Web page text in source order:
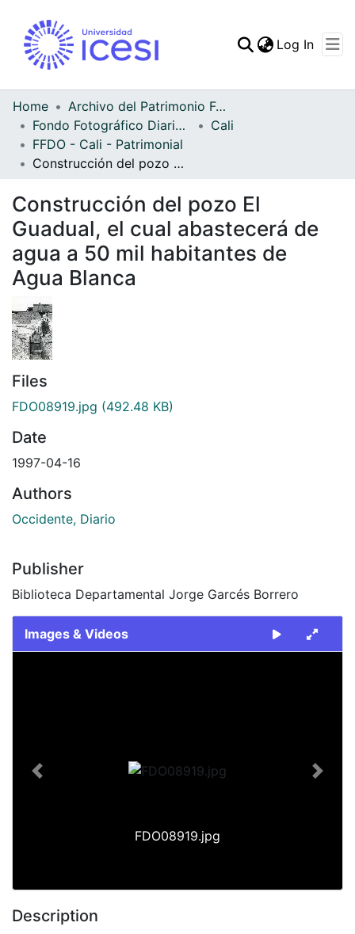
Statistics
Log In
Home
Archivo del Patrimonio Fotográfico y Fílmico del Valle del Cauca
Fondo Fotográfico Diario Occidente
Cali
FFDO - Cali - Patrimonial
Construcción del pozo El Guadual, el cual abastecerá de agua a 50 mil habitantes de Agua Blanca
Construcción del pozo El
Guadual, el cual abastecerá de
agua a 50 mil habitantes de
Agua Blanca
Files
FDO08919.jpg (492.48 KB)
Date
1997-04-16
Authors
Occidente, Diario
Publisher
Biblioteca Departamental Jorge Garcés Borrero
Images & Videos
FDO08919.jpg
Previous Next
Description